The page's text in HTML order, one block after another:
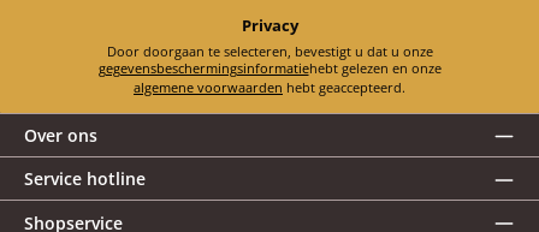
Privacy
Door doorgaan te selecteren, bevestigt u dat u onze
gegevensbeschermingsinformatie
hebt gelezen en onze
algemene voorwaarden hebt geaccepteerd.
Over ons
Service hotline
Shopservice